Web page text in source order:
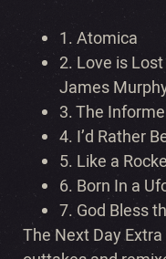
1. Atomica
2. Love is
James
3. The
4. I’d Rather
5. Like a
6. Born In a
7. God Bless
The Next Day